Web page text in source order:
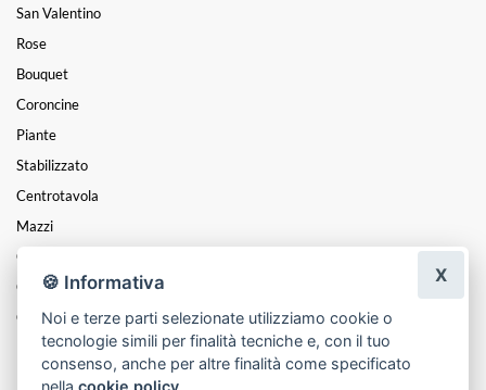
San Valentino
Rose
Bouquet
Coroncine
Piante
Stabilizzato
Centrotavola
Mazzi
Composizioni
Cesti
Cuori
Funebre
🍪 Informativa
Noi e terze parti selezionate utilizziamo cookie o
tecnologie simili per finalità tecniche e, con il tuo
consenso, anche per altre finalità come specificato
nellacookie policy
X